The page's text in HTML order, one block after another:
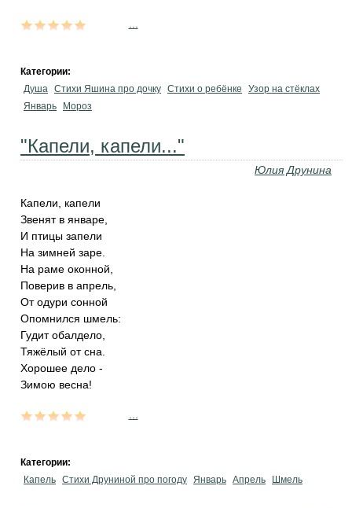
Категории:
Душа Стихи Яшина про дочку Стихи о ребёнке
Узор на стёклах
Январь
Мороз
"Капели, капели..."
Юлия Друнина
Капели, капели
Звенят в январе,
И птицы запели
На зимней заре.
На раме оконной,
Поверив в апрель,
От одури сонной
Опомнился шмель:
Гудит обалдело,
Тяжёлый от сна.
Хорошее дело -
Зимою весна!
Категории:
Капель Стихи Друниной про погоду Январь Апрель Шмель